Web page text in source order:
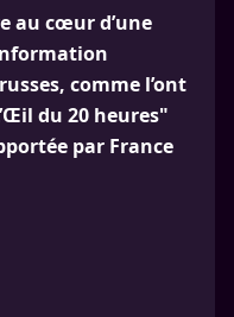
au cœur d’une
comme l’ont
du 20 heures"
par France